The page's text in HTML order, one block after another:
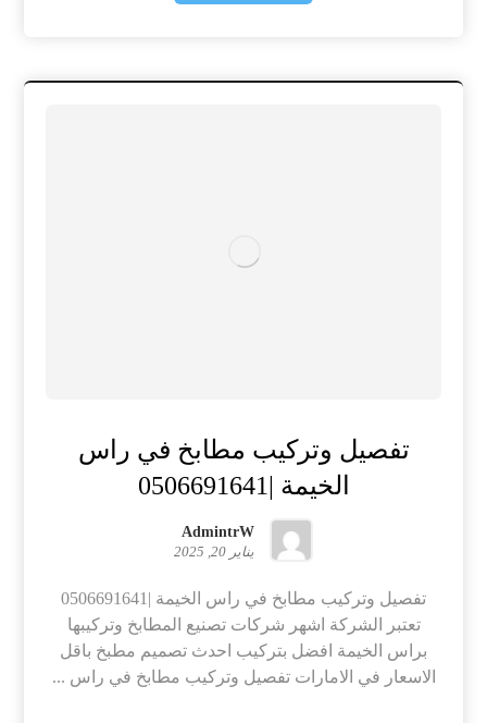
تفصيل وتركيب مطابخ في راس
الخيمة |0506691641
AdmintrW
يناير 20, 2025
تفصيل وتركيب مطابخ في راس الخيمة |0506691641
تعتبر الشركة اشهر شركات تصنيع المطابخ وتركيبها
براس الخيمة افضل بتركيب احدث تصميم مطبخ باقل
الاسعار في الامارات تفصيل وتركيب مطابخ في راس ...